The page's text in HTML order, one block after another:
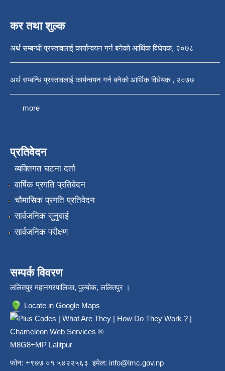
कर तथा शुल्क
अर्थ सम्बन्धी प्रस्तावलाई कार्यान्वयन गर्न बनेको आर्थिक विधेयक, २०७८
अर्थ सम्बन्धि प्रस्तावलाई कार्यन्वयन गर्न बनेको आर्थिक विधेयक , २०७७
more
प्रतिवेदन
व्यक्तिगत घटना दर्ता
वार्षिक प्रगति प्रतिवेदन
चौमासिक प्रगति प्रतिवेदन
सार्वजनिक सुनुवाई
सार्वजनिक परीक्षण
सम्पर्क विवरण
ललितपुर महानगरपालिका, पुल्चोक, ललितपुर ।
Locate in Google Maps
M8G8+MP Lalitpur
फोन: +९७७ ०१ ५४२२५६३ इमेल: info@lmc.gov.np